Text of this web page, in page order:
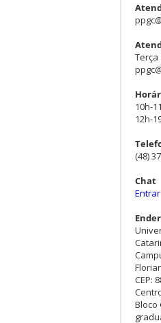
10h-
12h-
(48)
Chat
Entrar
CEP:
Bloco